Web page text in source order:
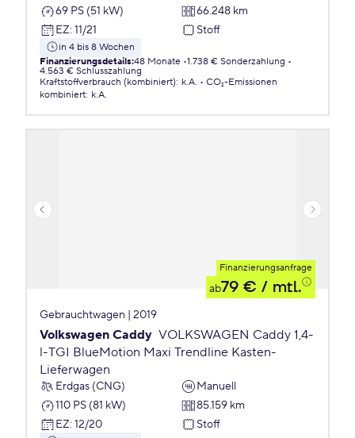
69 PS (51 kW)
66.248 km
EZ: 11/21 Stoff
in 4 bis 8 Wochen
Finanzierungsdetails:48 Monate 1.738 € Sonderzahlung
4.563 € Schlusszahlung
Kraftstoffverbrauch (kombiniert): k.A.
CO₂-Emissionen
kombiniert: k.A.
Finanzierungsanfrage
ab79 € / mtl.
Gebrauchtwagen | 2019
Volkswagen Caddy VOLKSWAGEN Caddy 1,4-
l-TGI BlueMotion Maxi Trendline Kasten-
Lieferwagen
Erdgas (CNG)
Manuell
110 PS (81 kW)
85.159 km
EZ: 12/20 Stoff